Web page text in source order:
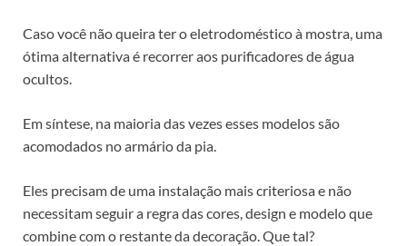
Caso você não queira ter o eletrodoméstico à mostra, uma
ótima alternativa é recorrer aos purificadores de água
ocultos.
Em síntese, na maioria das vezes esses modelos são
acomodados no armário da pia.
Eles precisam de uma instalação mais criteriosa e não
necessitam seguir a regra das cores, design e modelo que
combine com o restante da decoração. Que tal?